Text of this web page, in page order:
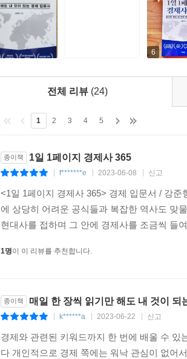
6
전체 리뷰 (24)
1 2 3 4 5
종이책 1일 1페이지 경제사 365
f*******e 2023-06-08 신고
<1일 1페이지 경제사 365> 경제 입문서 / 강
에 상당히 어려운 공식들과 복잡한 역사도 맞
현대사를 접하며 그 안에 경제사를 조금씩 들
1명이 이 리뷰를 추천합니다.
종이책 매일 한 장씩 읽기만 해도 내 것이
k******a 2023-06-22 신고
경제와 관련된 키워드까지 한 번에 배울 수
다 개인적으로 경제 쪽에는 워낙 관심이 없어